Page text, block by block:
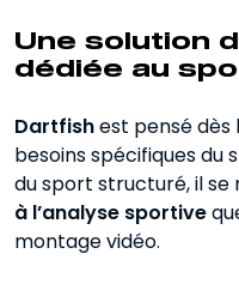
Une solution
dédiée au
Dartfishest pensé dès
besoins spécifiques du
du sport structuré, il se
à l’analyse sportive
montage vidéo.